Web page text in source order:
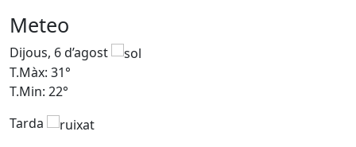
Meteo
Dijous, 6 d’agost
T.Màx: 31°
T.Min: 22°
Tarda